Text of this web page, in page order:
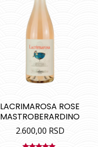
LACRIMAROSA ROSE
MASTROBERARDINO
2.600,00 RSD